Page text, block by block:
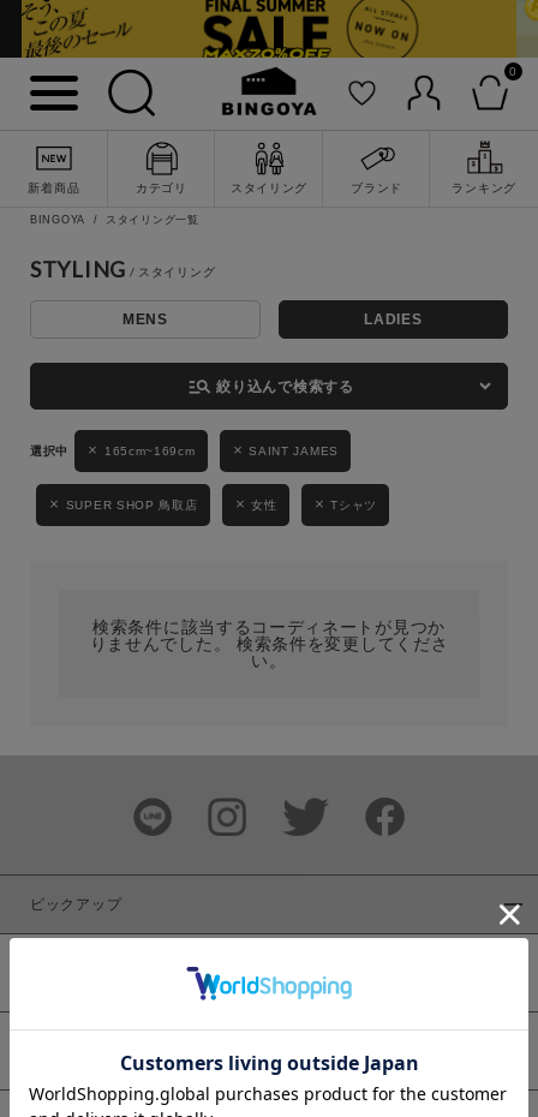
0
新着商品 カテゴリ スタイリング ブランド ランキング
詳細検索
キーワード
性別
MENS LADIES
ブランド
BINGOYA スタイリング一覧
STYLING
MENS LADIES
manage_search 絞り込んで検索する
165cm~169cm SAINT JAMES
SUPER SHOP 鳥取店 女性 Tシャツ
検索条件に該当するコーディネートが見つか
りませんでした。 検索条件を変更してくださ
い。
ピックアップ